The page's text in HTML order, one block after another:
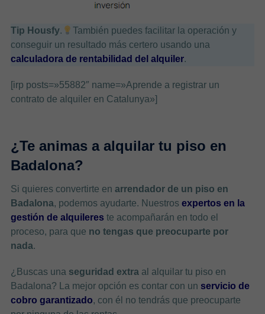
Tip Housfy.
También puedes facilitar la operación y
conseguir un resultado más certero usando una
calculadora de rentabilidad del alquiler.
[irp posts=»55882″ name=»Aprende a registrar un
contrato de alquiler en Catalunya»]
¿Te animas a alquilar tu piso en
Badalona?
Si quieres convertirte en arrendador de un piso en
Badalona, podemos ayudarte. Nuestros expertos en la
gestión de alquileres te acompañarán en todo el
proceso, para que no tengas que preocuparte por
nada.
¿Buscas una seguridad extraal alquilar tu piso en
Badalona? La mejor opción es contar con un servicio de
cobro garantizado, con él no tendrás que preocuparte